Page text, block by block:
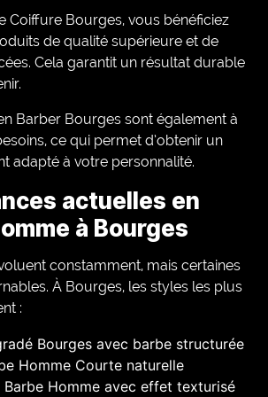
Coiffure Bourges, vous bénéficiez
de qualité supérieure et de
Cela garantit un résultat durable
Barber Bourges sont également à
ce qui permet d’obtenir un
adapté à votre personnalité.
actuelles en
à Bourges
constamment, mais certaines
À Bourges, les styles les plus
:
Bourges avec barbe structurée
Homme Courte naturelle
Homme avec effet texturisé